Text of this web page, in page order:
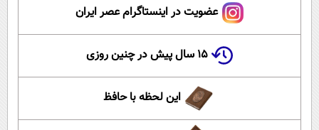
عضویت در اینستاگرام عصر ایران
۱۵ سال پیش در چنین روزی
این لحظه با حافظ